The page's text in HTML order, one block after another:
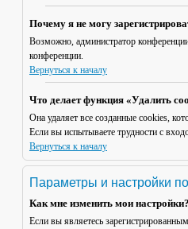
Почему я не могу
Возможно, администратор
конференции.
Вернуться к началу
Что делает функция «Удалить
Она удаляет все созданные cookies,
Если вы испытываете трудности с
Вернуться к началу
Параметры и настройки
Как мне изменить мои настройки?
Если вы являетесь